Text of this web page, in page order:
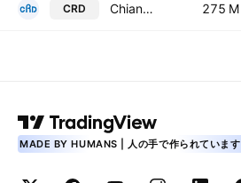
CRD Chiangmai Rimdoi Public Co. Ltd. 275 M
MADE BY HUMANS | 人の手で作られています